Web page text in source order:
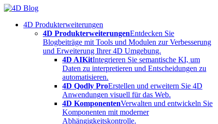
Skip
content4D Produkterweiterungen
4D ProdukterweiterungenEntdecken Sie
Blogbeiträge mit Tools und Modulen zur Verbesserung
und Erweiterung Ihrer 4D Umgebung.
4D AIKitIntegrieren Sie semantische KI, um
Daten zu interpretieren und Entscheidungen zu
automatisieren.
4D Qodly ProErstellen und erweitern Sie 4D
Anwendungen visuell für das Web.
4D KomponentenVerwalten und entwickeln Sie
Komponenten mit moderner
Abhängigkeitskontrolle.